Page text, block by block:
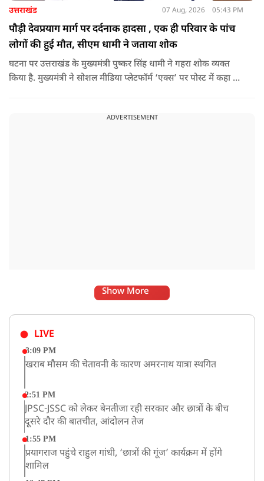
उत्तराखंड 07 Aug, 2026 05:43 PM
पौड़ी देवप्रयाग मार्ग पर दर्दनाक हादसा , एक ही परिवार के पांच
लोगों की हुई मौत, सीएम धामी ने जताया शोक
घटना पर उत्तराखंड के मुख्यमंत्री पुष्कर सिंह धामी ने गहरा शोक व्यक्त
किया है. मुख्यमंत्री ने सोशल मीडिया प्लेटफॉर्म ‘एक्स’ पर पोस्ट में कहा कि
उपचार तथा गंभीर रूप से घायलों को आवश्यकता पड़ने पर एयरलिफ्ट कर
ADVERTISEMENT
Show More
LIVE
3:09 PM
खराब मौसम की चेतावनी के कारण अमरनाथ यात्रा स्थगित
2:51 PM
JPSC-JSSC को लेकर बेनतीजा रही सरकार और छात्रों के बीच
दूसरे दौर की बातचीत, आंदोलन तेज
1:55 PM
प्रयागराज पहुंचे राहुल गांधी, ‘छात्रों की गूंज’ कार्यक्रम में होंगे
शामिल